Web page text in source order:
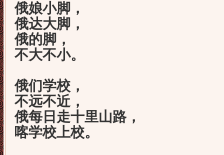
俄娘小脚，
俄达大脚，
俄的脚，
不大不小。
俄们学校，
不远不近，
俄每日走十里山路，
喀学校上校。